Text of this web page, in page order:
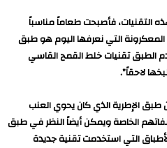
التقنيات، فأصبحت طعاماً مناسباً
التي نعرفها اليوم هو طبق
تقنيات خلط القمح القاسي
لاحقاً”.
الإطرية الذي كان يحوي العنب
الخاصة ويمكن أيضاً النظر في طبق
التي استخدمت تقنية جديدة